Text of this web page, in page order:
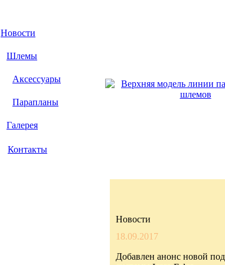
Новости
Шлемы
Аксессуары
Парапланы
Галерея
Контакты
Новости
18.09.2017
Добавлен анонс новой